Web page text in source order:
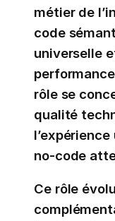
métier de
code
universelle
rôle se
qualité
no-code
Ce rôle